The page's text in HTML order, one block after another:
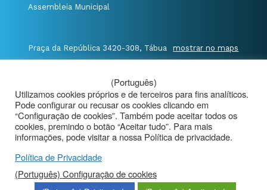
Assembleia Municipal
Praça da República 3420-308, Tábua mostrar no maps
E. geral@cm-tabua.pt
@Município de Tábua | Mapa do Portal
|
Politica de Privacidade
|
Aviso de Privacidade - Videovigilância
(Português)
Utilizamos cookies próprios e de terceiros para fins analíticos.
Pode configurar ou recusar os cookies clicando em
“Configuração de cookies”. Também pode aceitar todos os
cookies, premindo o botão “Aceitar tudo”. Para mais
informações, pode visitar a nossa Política de privacidade.
Política de Privacidade
(Português) Configuração de cookies